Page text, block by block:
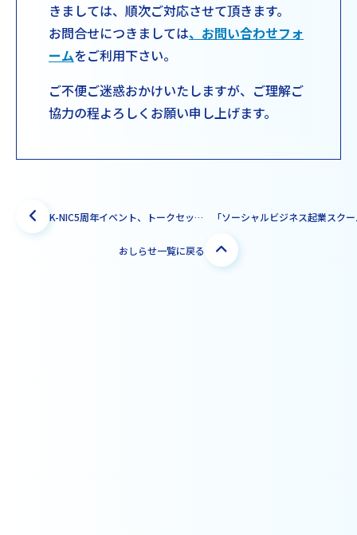
きましては、順次ご対応させて頂きます。
お問合せにつきましては、お問い合わせフォ
ームをご利用下さい。
ご不便ご迷惑おかけいたしますが、ご理解ご
協力の程よろしくお願い申し上げます。
K-NIC5周年イベント、トークセッション動画公開
おしらせ一覧に戻る